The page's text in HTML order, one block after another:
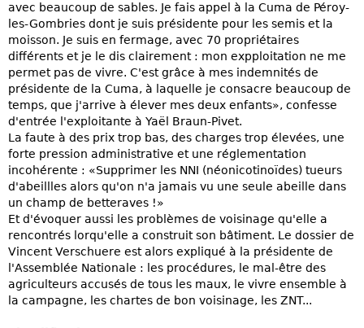
avec beaucoup de sables. Je fais appel à la Cuma de Péroy-
les-Gombries dont je suis présidente pour les semis et la
moisson. Je suis en fermage, avec 70 propriétaires
différents et je le dis clairement : mon expploitation ne me
permet pas de vivre. C'est grâce à mes indemnités de
présidente de la Cuma, à laquelle je consacre beaucoup de
temps, que j'arrive à élever mes deux enfants», confesse
d'entrée l'exploitante à Yaël Braun-Pivet.
La faute à des prix trop bas, des charges trop élevées, une
forte pression administrative et une réglementation
incohérente : «Supprimer les NNI (néonicotinoïdes) tueurs
d'abeillles alors qu'on n'a jamais vu une seule abeille dans
un champ de betteraves !»
Et d'évoquer aussi les problèmes de voisinage qu'elle a
rencontrés lorqu'elle a construit son bâtiment. Le dossier de
Vincent Verschuere est alors expliqué à la présidente de
l'Assemblée Nationale : les procédures, le mal-être des
agriculteurs accusés de tous les maux, le vivre ensemble à
la campagne, les chartes de bon voisinage, les ZNT...